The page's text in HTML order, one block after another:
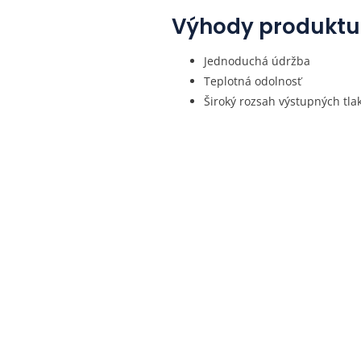
Výhody produktu
Jednoduchá údržba
Teplotná odolnosť
Široký rozsah výstupných